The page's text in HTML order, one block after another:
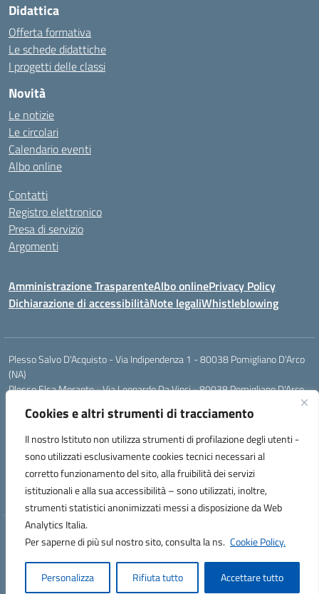
Cookies e altri strumenti di tracciamento
Il nostro Istituto non utilizza strumenti di profilazione degli utenti -
sono utilizzati esclusivamente cookies tecnici necessari al
corretto funzionamento del sito, alla fruibilità dei servizi
istituzionali e alla sua accessibilità – sono utilizzati, inoltre,
strumenti statistici anonimizzati messi a disposizione da Web
Analytics Italia.
Per saperne di più sul nostro sito, consulta la ns. Cookie Policy.
Personalizza Rifiuta tutto Accettare tutto
Didattica
Offerta formativa
Le schede didattiche
I progetti delle classi
Novità
Le notizie
Le circolari
Calendario eventi
Albo online
Contatti
Registro elettronico
Presa di servizio
Argomenti
Amministrazione TrasparenteAlbo onlinePrivacy Policy
Dichiarazione di accessibilitàNote legaliWhistleblowing
Plesso Salvo D'Acquisto - Via Indipendenza 1 - 80038 Pomigliano D'Arco
(NA)
Plesso Elsa Morante - Via Leonardo Da Vinci - 80038 Pomigliano D'Arco
Plesso Leone - Via Pascoli - 80038 Pomigliano D'Arco (NA)
Tel.:0813177304 - Mail: naic8g1003@istruzione.it - Pec:
Codice Univoco ufficio: UIECQ7
codice Meccanografico: NAIC8G1003
Codice Fiscale: 93076670632
Hosting & Powered by 3D Solution S.r.l.
Concept & Design by Designers Italia